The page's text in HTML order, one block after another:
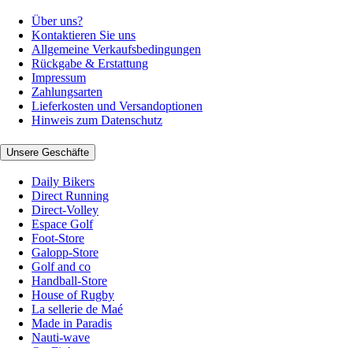
Über uns?
Kontaktieren Sie uns
Allgemeine Verkaufsbedingungen
Rückgabe & Erstattung
Impressum
Zahlungsarten
Lieferkosten und Versandoptionen
Hinweis zum Datenschutz
Unsere Geschäfte
Daily Bikers
Direct Running
Direct-Volley
Espace Golf
Foot-Store
Galopp-Store
Golf and co
Handball-Store
House of Rugby
La sellerie de Maé
Made in Paradis
Nauti-wave